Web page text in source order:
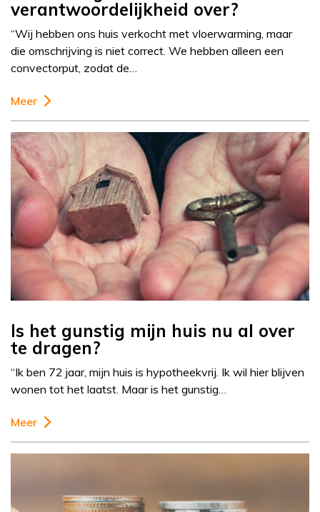
verantwoordelijkheid over?
“Wij hebben ons huis verkocht met vloerwarming, maar
die omschrijving is niet correct. We hebben alleen een
convectorput, zodat de…
Meer
Is het gunstig mijn huis nu al over
te dragen?
“Ik ben 72 jaar, mijn huis is hypotheekvrij. Ik wil hier blijven
wonen tot het laatst. Maar is het gunstig…
Meer